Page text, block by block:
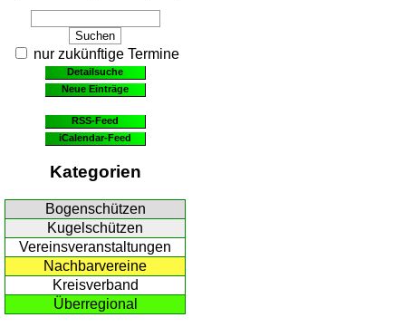
nur zukünftige Termine
Detailsuche
Neue Einträge
RSS-Feed
iCalendar-Feed
Kategorien
Bogenschützen
Kugelschützen
Vereinsveranstaltungen
Nachbarvereine
Kreisverband
Überregional